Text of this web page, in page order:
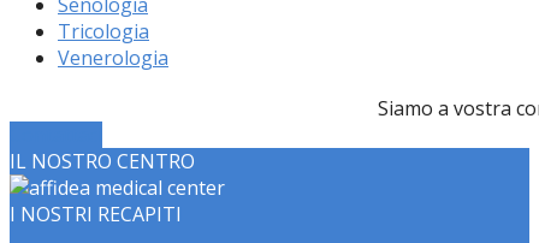
Tricologia
Venerologia
Siamo a vostra
IL NOSTRO CENTRO
I NOSTRI RECAPITI